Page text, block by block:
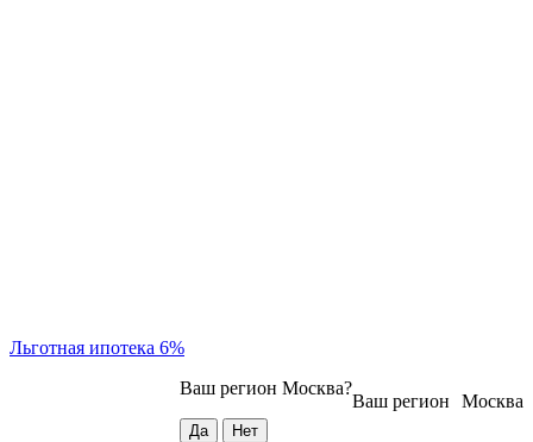
Льготная ипотека 6%
Москва
Ваш регион
Ваш регион Москва?